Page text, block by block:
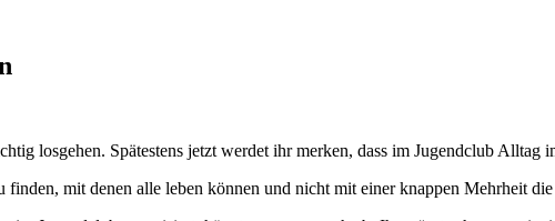
losgehen. Spätestens jetzt werdet ihr merken, dass im Jugendclub
finden, mit denen alle leben können und nicht mit einer knappen Mehrheit